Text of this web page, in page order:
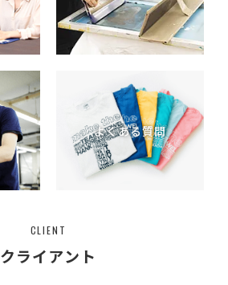
よくある質問
CLIENT
クライアント